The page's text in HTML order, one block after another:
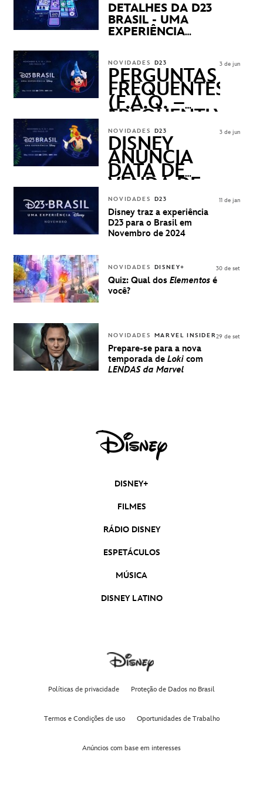
DETALHES DA D23
BRASIL - UMA
EXPERIÊNCIA
NOVIDADES D23
PERGUNTAS
FREQUENTES
(F.A.Q. –
FREQUENTLY
ASKED
QUESTIONS)
3 de jun
NOVIDADES D23
DISNEY
ANUNCIA
DATA DE
VENDA DE
INGRESSOS
PARA A D23
BRASIL -
UMA
DISNEY
3 de jun
NOVIDADES D23
Disney traz a experiência
D23 para o Brasil em
Novembro de 2024
11 de jan
NOVIDADES DISNEY+
Quiz: Qual dos Elementos é
você?
30 de set
NOVIDADES MARVEL INSIDER
Prepare-se para a nova
temporada de Loki com
LENDAS da Marvel
29 de set
DISNEY+
FILMES
RÁDIO DISNEY
ESPETÁCULOS
MÚSICA
DISNEY LATINO
Políticas de privacidade Proteção de Dados no Brasil
Termos e Condições de uso Oportunidades de Trabalho
Anúncios com base em interesses